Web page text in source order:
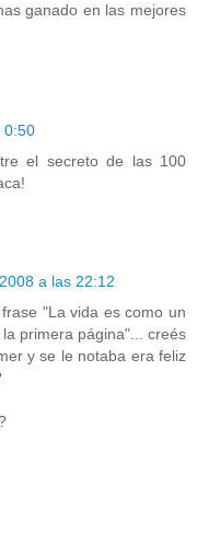
ganado en las mejores
0:50
el secreto de las 100
a las 22:12
"La vida es como un
primera página"... creés
y se le notaba era feliz